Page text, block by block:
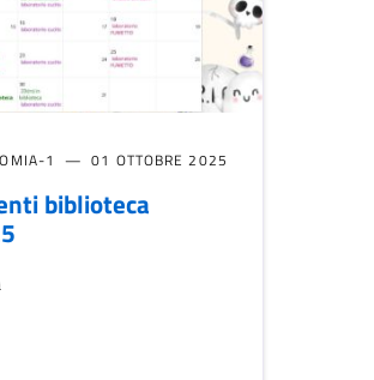
1 01 OTTOBRE 2025
biblioteca